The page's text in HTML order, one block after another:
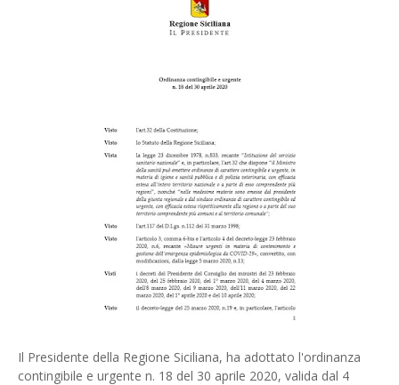
Il Presidente della Regione Siciliana, ha adottato l'ordinanza
contingibile e urgente n. 18 del 30 aprile 2020, valida dal 4